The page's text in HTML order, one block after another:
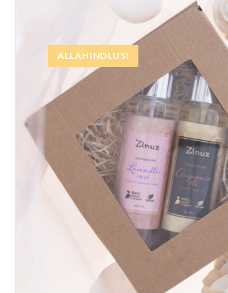
ALLAHINDLUS!